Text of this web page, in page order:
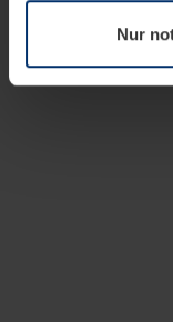
widerrufen.
Nur